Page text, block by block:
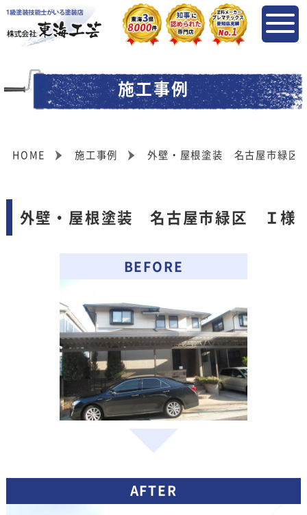
施工事例
HOME 施工事例 外壁・屋根塗装 名古屋市緑区
外壁・屋根塗装 名古屋市緑区 Ｉ様
BEFORE
AFTER